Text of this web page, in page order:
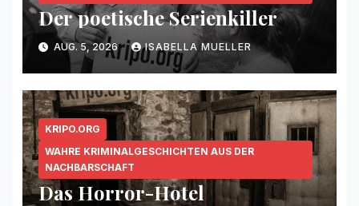
Der poetische Serienkiller
AUG. 5, 2026 ISABELLA MUELLER
KRIPO.ORG
WAHRE KRIMINALGESCHICHTEN AUS DER
NACHBARSCHAFT
Das Horror-Hotel